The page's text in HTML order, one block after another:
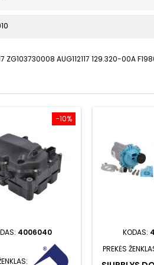
AUG112117 129.320-00A
−10%
4006040 KODAS:
PREKĖS